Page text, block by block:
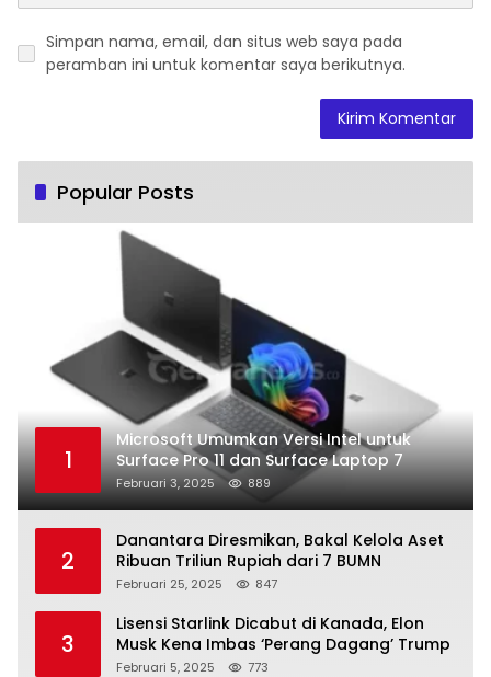
Simpan nama, email, dan situs web saya pada
peramban ini untuk komentar saya berikutnya.
Popular Posts
1
Microsoft Umumkan Versi Intel untuk
Surface Pro 11 dan Surface Laptop 7
Februari 3, 2025 889
2
Danantara Diresmikan, Bakal Kelola Aset
Ribuan Triliun Rupiah dari 7 BUMN
Februari 25, 2025 847
3
Lisensi Starlink Dicabut di Kanada, Elon
Musk Kena Imbas ‘Perang Dagang’ Trump
Februari 5, 2025 773